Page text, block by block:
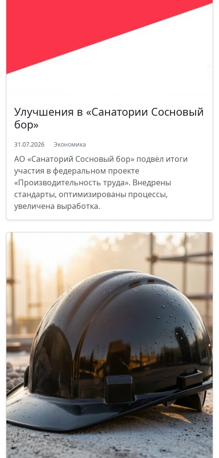
Улучшения в «Санатории Сосновый
бор»
31.07.2026 Экономика
АО «Санаторий Сосновый бор» подвёл итоги
участия в федеральном проекте
«Производительность труда». Внедрены
стандарты, оптимизированы процессы,
увеличена выработка.